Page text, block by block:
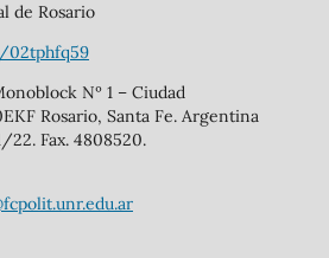
de Rosario
Nº 1 – Ciudad
Rosario, Santa Fe. Argentina
22. Fax. 4808520.